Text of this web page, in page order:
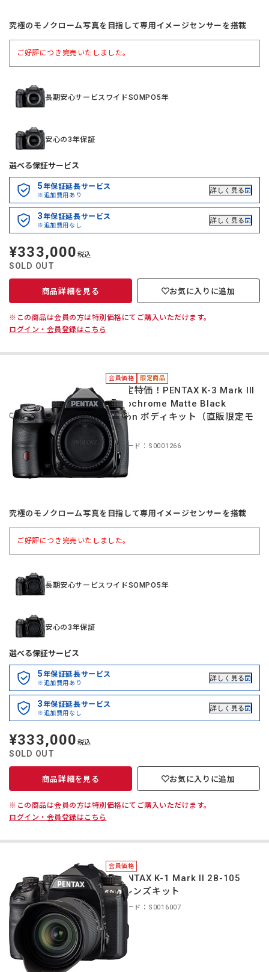
究極のモノクローム写真を目指して専用イメージセンサーを搭載
ご好評につき完売いたしました。
長期安心サービスワイドSOMPO5年
安心の3年保証
選べる保証サービス
5年保証延長サービス
※追加費用あり
詳しく見る
3年保証延長サービス
※追加費用なし
詳しく見る
定
価
¥333,000 税込
SOLD OUT
商品詳細を見る お気に入りに追加
※この商品は会員の方は特別価格にてご購入いただけます。
ログイン・会員登録はこちら
会員価格 限定商品
＊限定特価！PENTAX K-3 Mark III
Monochrome Matte Black
Edition ボディキット（直販限定モ
デル）
商品コード：S0001266
究極のモノクローム写真を目指して専用イメージセンサーを搭載
ご好評につき完売いたしました。
長期安心サービスワイドSOMPO5年
安心の3年保証
選べる保証サービス
5年保証延長サービス
※追加費用あり
詳しく見る
3年保証延長サービス
※追加費用なし
詳しく見る
定
価
¥333,000 税込
SOLD OUT
商品詳細を見る お気に入りに追加
※この商品は会員の方は特別価格にてご購入いただけます。
ログイン・会員登録はこちら
会員価格
＊PENTAX K-1 Mark II 28-105
WR レンズキット
商品コード：S0016007